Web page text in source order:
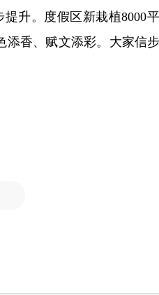
升。度假区新栽植8000
香、赋文添彩。大家信步